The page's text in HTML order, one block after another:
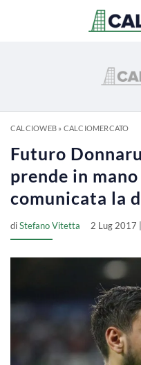
CALCIOWEB» CALCIOMERCATO
Futuro
prende in
comunicata la
diStefano Vitetta 2 Lug 2017